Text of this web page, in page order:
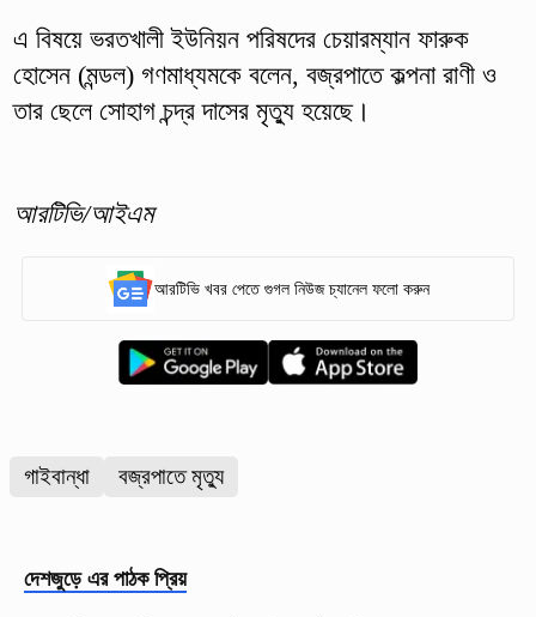
এ বিষয়ে ‎ভরতখালী ইউনিয়ন পরিষদের চেয়ারম্যান ফারুক
হোসেন (মন্ডল) গণমাধ্যমকে বলেন, বজ্রপাতে কল্পনা রাণী ও
তার ছেলে সোহাগ চন্দ্র দাসের মৃত্যু হয়েছে।
আরটিভি/আইএম
আরটিভি খবর পেতে গুগল নিউজ চ্যানেল ফলো করুন
গাইবান্ধা বজ্রপাতে মৃত্যু
দেশজুড়ে এর পাঠক প্রিয়